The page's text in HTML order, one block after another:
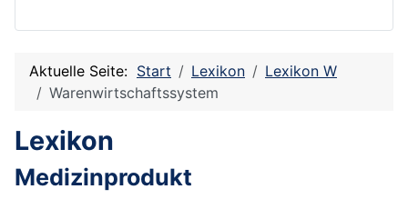
Aktuelle Seite: Start Lexikon
Lexikon W
Warenwirtschaftssystem
Lexikon
Medizinprodukt